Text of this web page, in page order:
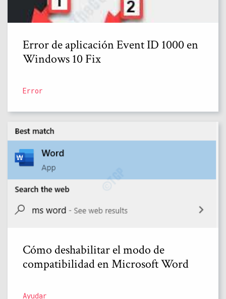
Error de aplicación Event ID 1000 en
Windows 10 Fix
Error
Cómo deshabilitar el modo de
compatibilidad en Microsoft Word
Ayudar